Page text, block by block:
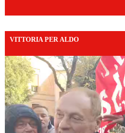
VITTORIA PER ALDO